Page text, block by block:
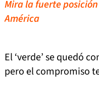
Mira la fuerte
América
El ‘verde’ se quedó
pero el compromiso